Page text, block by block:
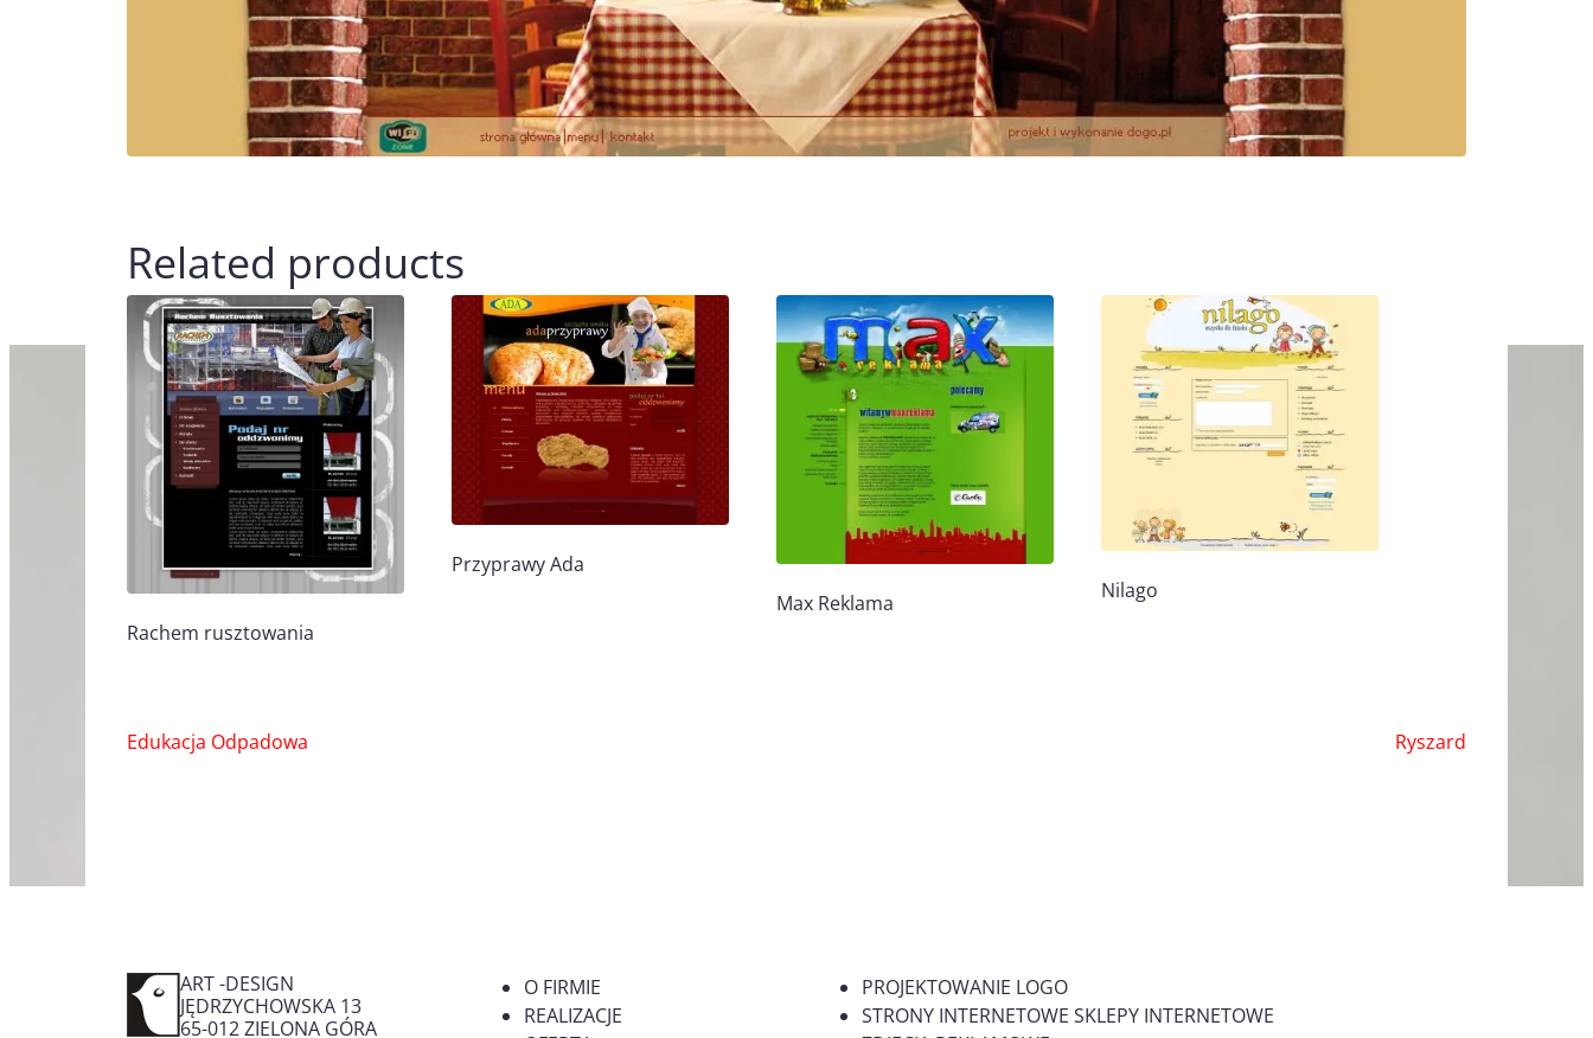
Related products
Rachem rusztowania
Przyprawy Ada
Max Reklama
Nilago
Nawigacja
Edukacja Odpadowa Ryszard
ART -DESIGN
JĘDRZYCHOWSKA 13
65-012ZIELONA GÓRA
O FIRMIE
REALIZACJE
PROJEKTOWANIE LOGO
STRONY INTERNETOWE SKLEPY INTERNETOWE